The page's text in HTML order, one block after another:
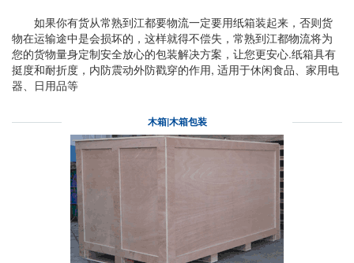
如果你有货从常熟到江都要物流一定要用纸箱装起来，否则货
物在运输途中是会损坏的，这样就得不偿失，常熟到江都物流将为
您的货物量身定制安全放心的包装解决方案，让您更安心.纸箱具有
挺度和耐折度，内防震动外防戳穿的作用, 适用于休闲食品、家用电
器、日用品等
木箱|木箱包装